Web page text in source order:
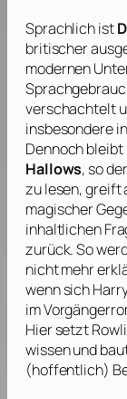
Sprachlich ist
britischer
modernen
verschachtelt
insbesondere
Dennoch bleibt
Hallows, so
zu lesen, greift
magischer
inhaltlichen
zurück. So
nicht mehr
wenn sich
im
Hier setzt
wissen und
(hoffentlich)